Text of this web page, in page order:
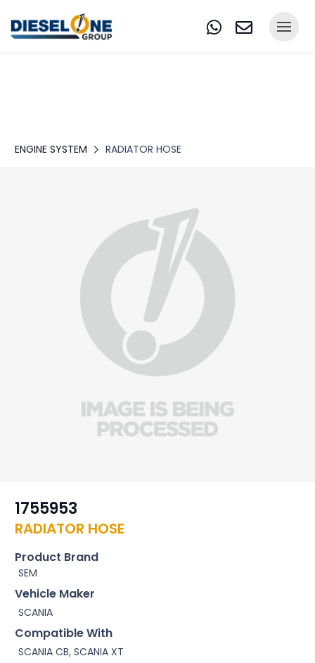
ENGINE SYSTEM RADIATOR HOSE
1755953
RADIATOR HOSE
Product Brand
SEM
Vehicle Maker
SCANIA
Compatible With
SCANIA CB, SCANIA XT